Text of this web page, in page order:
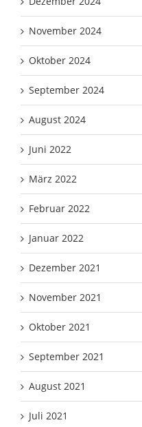
November 2024
Oktober 2024
September 2024
August 2024
Juni 2022
März 2022
Februar 2022
Januar 2022
Dezember 2021
November 2021
Oktober 2021
September 2021
August 2021
Juli 2021